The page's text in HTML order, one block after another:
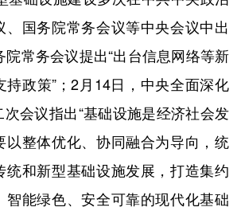
、国务院常务会议等中央会议中出
常务会议提出“出台信息网络等新
政策”；2月14日，中央全面深化
会议指出“基础设施是经济社会发
以整体优化、协同融合为导向，统
统和新型基础设施发展，打造集约
智能绿色、安全可靠的现代化基础